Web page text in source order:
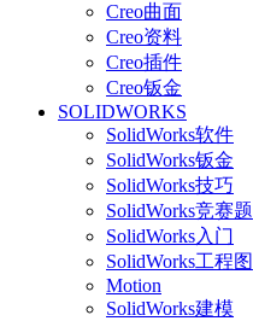
Creo曲面
Creo资料
Creo插件
Creo钣金
SOLIDWORKS
SolidWorks软件
SolidWorks钣金
SolidWorks技巧
SolidWorks竞赛题
SolidWorks入门
SolidWorks工程图
Motion
SolidWorks建模